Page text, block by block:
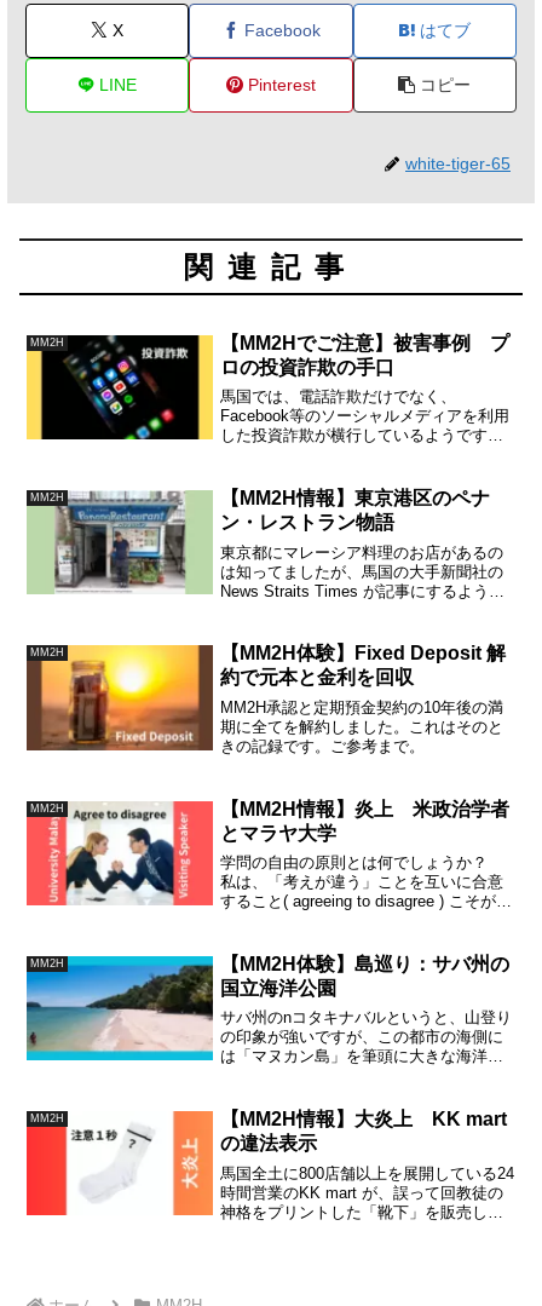
X Facebook はてブ
LINE Pinterest コピー
white-tiger-65
関連記事
MM2H
【MM2Hでご注意】被害事例 プ
ロの投資詐欺の手口
馬国では、電話詐欺だけでなく、
Facebook等のソーシャルメディアを利用
した投資詐欺が横行しているようです。
ょう。
MM2H
【MM2H情報】東京港区のペナ
ン・レストラン物語
東京都にマレーシア料理のお店があるの
は知ってましたが、馬国の大手新聞社の
News Straits Times が記事にするような
人ではないそうです。継続は力の典型で
すね。
MM2H
【MM2H体験】Fixed Deposit 解
約で元本と金利を回収
MM2H承認と定期預金契約の10年後の満
期に全てを解約しました。これはそのと
きの記録です。ご参考まで。
MM2H
【MM2H情報】炎上 米政治学者
とマラヤ大学
学問の自由の原則とは何でしょうか？
私は、「考えが違う」ことを互いに合意
すること( agreeing to disagree ) こそが学
れは誰かが制限すべきことじゃない。
Amirul Mukminin
MM2H
【MM2H体験】島巡り：サバ州の
国立海洋公園
サバ州のnコタキナバルというと、山登り
の印象が強いですが、この都市の海側に
は「マヌカン島」を筆頭に大きな海洋公
と同様、ダイビング天国でもあります
が、ビーチが素晴らしいとの評価。
MM2H
【MM2H情報】大炎上 KK mart
の違法表示
馬国全土に800店舗以上を展開している24
時間営業のKK mart が、誤って回教徒の
神格をプリントした「靴下」を販売して